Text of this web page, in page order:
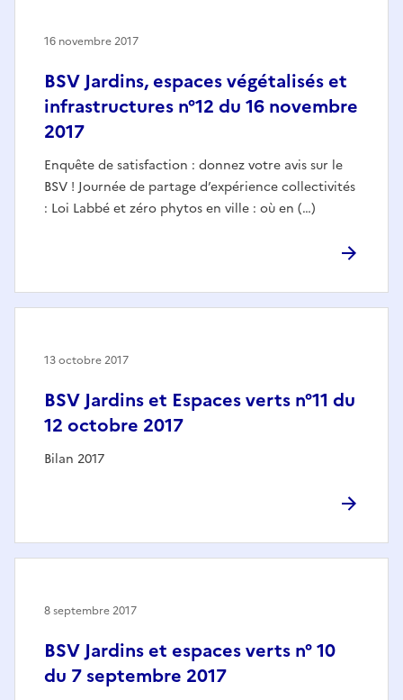
BSV Jardins, espaces végétalisés et
infrastructures n°12 du 16 novembre
2017
Enquête de satisfaction : donnez votre avis sur le
BSV ! Journée de partage d’expérience collectivités
: Loi Labbé et zéro phytos en ville : où en (…)
16 novembre 2017
BSV Jardins et Espaces verts n°11 du
12 octobre 2017
Bilan 2017
13 octobre 2017
BSV Jardins et espaces verts n° 10
du 7 septembre 2017
8 septembre 2017